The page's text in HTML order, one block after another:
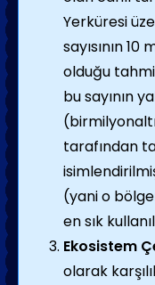
Yerküresi
sayısının
olduğu
bu sayının
tarafından
(yani o
en sık
Ekosistem
olarak